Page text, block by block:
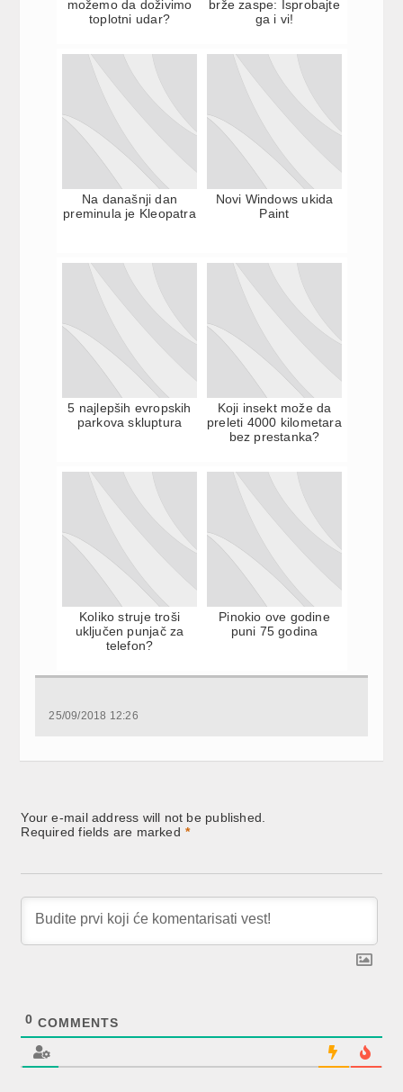
možemo da doživimo
toplotni udar?
brže zaspe: Isprobajte
ga i vi!
Na današnji dan
preminula je Kleopatra
Novi Windows ukida
Paint
5 najlepših evropskih
parkova skluptura
Koji insekt može da
preleti 4000 kilometara
bez prestanka?
Koliko struje troši
uključen punjač za
telefon?
Pinokio ove godine
puni 75 godina
25/09/2018 12:26
Your e-mail address will not be published.
Required fields are marked *
0 COMMENTS